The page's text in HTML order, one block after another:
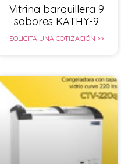
Vitrina barquillera 9
sabores KATHY-9
SOLICITA UNA COTIZACIÓN >>